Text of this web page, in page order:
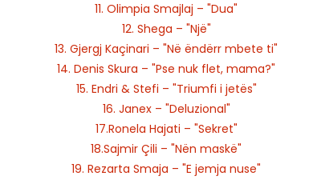
11. Olimpia Smajlaj – "Dua"
12. Shega – "Një"
13. Gjergj Kaçinari – "Në ëndërr mbete ti"
14. Denis Skura – "Pse nuk flet, mama?"
15. Endri & Stefi – "Triumfi i jetës"
16. Janex – "Deluzional"
17.Ronela Hajati – "Sekret"
18.Sajmir Çili – "Nën maskë"
19. Rezarta Smaja – "E jemja nuse"